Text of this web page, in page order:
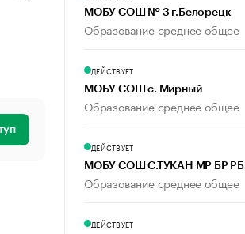
МОБУ СОШ № 3 г.Белорецк
Образование среднее общее
ДЕЙСТВУЕТ
МОБУ СОШ с. Мирный
Образование среднее общее
ДЕЙСТВУЕТ
МОБУ СОШ С.ТУКАН МР БР РБ
Образование среднее общее
ДЕЙСТВУЕТ